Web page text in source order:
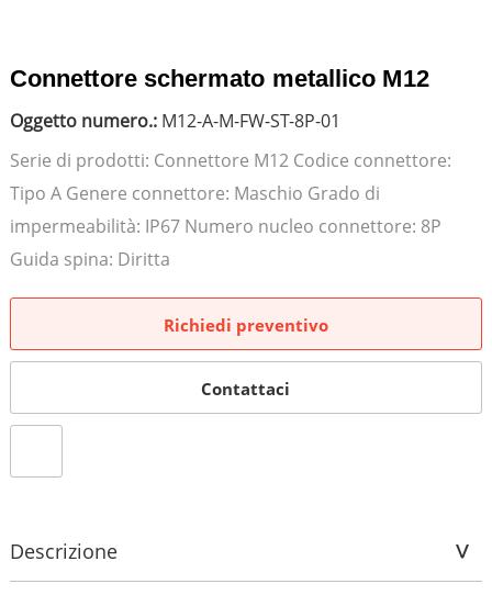
Connettore schermato metallico M12
Oggetto numero.:M12-A-M-FW-ST-8P-01
Serie di prodotti: Connettore M12 Codice connettore:
Tipo A Genere connettore: Maschio Grado di
impermeabilità: IP67 Numero nucleo connettore: 8P
Guida spina: Diritta
Richiedi preventivo
Contattaci
Descrizione